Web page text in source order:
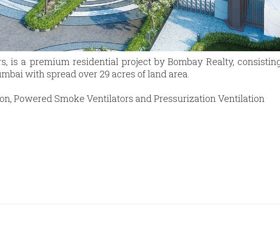
is a premium residential project by Bombay Realty,
with spread over 29 acres of land area.
Powered Smoke Ventilators and Pressurization Ventilation